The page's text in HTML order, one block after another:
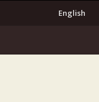
English